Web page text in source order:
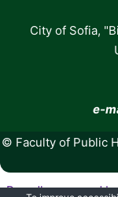
City of Sofia,
e-
© Faculty of
Proudly powered